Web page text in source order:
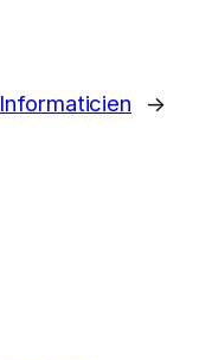
Informaticien →